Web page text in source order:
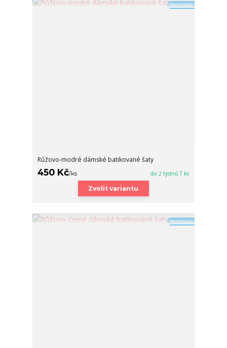
Novinka
Růžovo-modré dámské batikované šaty
450 Kč/ks do 2 týdnů 7 ks
Zvolit variantu
Novinka